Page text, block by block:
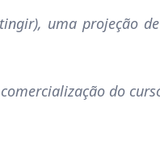
uma projeção
do